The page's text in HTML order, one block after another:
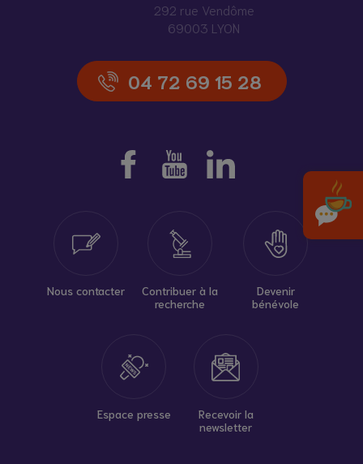
292 rue Vendôme
69003 LYON
04 72 69 15 28
Nous contacter
Contribuer à la
recherche
Devenir
bénévole
Espace presse
Recevoir la
newsletter